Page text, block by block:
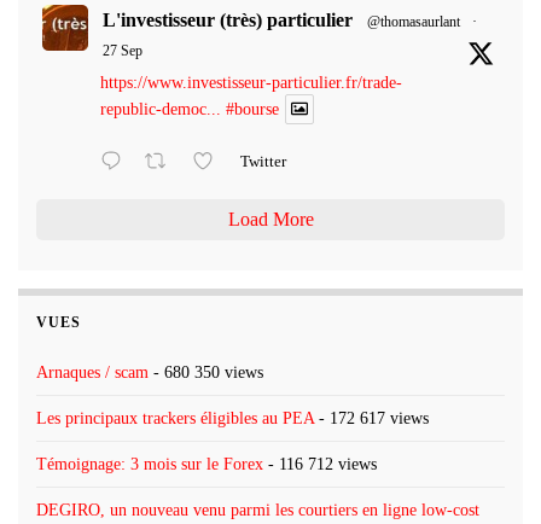
L'investisseur (très) particulier @thomasaurlant
·
27 Sep
https://www.investisseur-particulier.fr/trade-
republic-democ... #bourse
Twitter
Load More
VUES
Arnaques / scam - 680 350 views
Les principaux trackers éligibles au PEA - 172 617 views
Témoignage: 3 mois sur le Forex - 116 712 views
DEGIRO, un nouveau venu parmi les courtiers en ligne low-cost